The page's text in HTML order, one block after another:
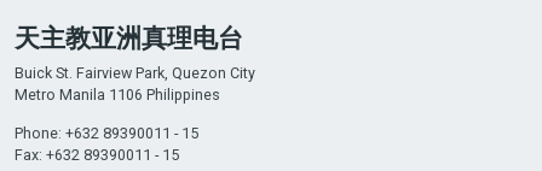
天主教亚洲真理电台
Buick St. Fairview Park, Quezon City
Metro Manila 1106 Philippines
Phone: +632 89390011 - 15
Fax: +632 89390011 - 15